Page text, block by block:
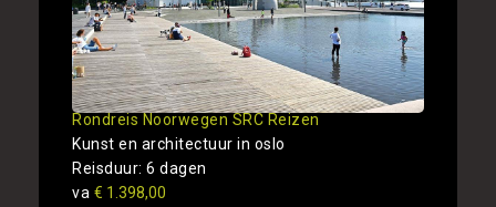
Rondreis Noorwegen SRC Reizen
Kunst en architectuur in oslo
Reisduur: 6 dagen
va € 1.398,00